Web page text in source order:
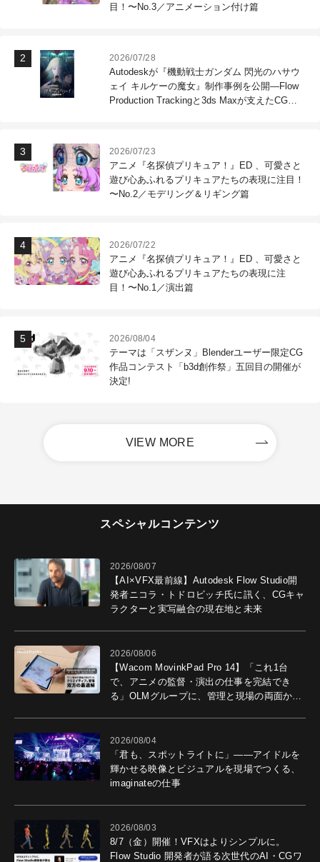
目！〜No.3／アニメーション付け篇
2026/07/28
Autodeskが『機動戦士ガンダム 閃光のハサウ
ェイ キルケーの魔女』制作事例を公開―Flow
Production Trackingと3ds Maxが支えたCG制
2026/07/23
アニメ『名探偵プリキュア！』ED 、可愛さと
遊び心あふれるプリキュアたちの表現に注目！
〜No.2／モデリング＆リギング篇
2026/07/22
アニメ『名探偵プリキュア！』ED 、可愛さと
遊び心あふれるプリキュアたちの表現に注
目！〜No.1／演出篇
2026/08/04
テーマは「スザンヌ」Blenderユーザー限定CG
作品コンテスト「b3d創作祭」五回目の開催が
決定!
VIEW MORE
スペシャルコンテンツ
2026/08/07
【AI×VFX最前線】Autodesk Flow Studio開
発者ニコラ・トドロビッチ氏に訊く、CGキャ
ラクターと実写融合の現在地と未来
2026/08/06
【Wacom MovinkPad Pro 14】「これ1台
で、アニメの監督・演出の仕事を完結でき
る」OLMグループに、管理と現場の両面から
2026/08/04
「君も、スポットライトに」――アイドルを
輝かせる映像とビジュアルを現場でつくる、
imaginateの仕事
2026/08/03
8/7（金）開催！VFXはよりシンプルに。
Flow Studio 開発者が語る次世代のAI・CGワ